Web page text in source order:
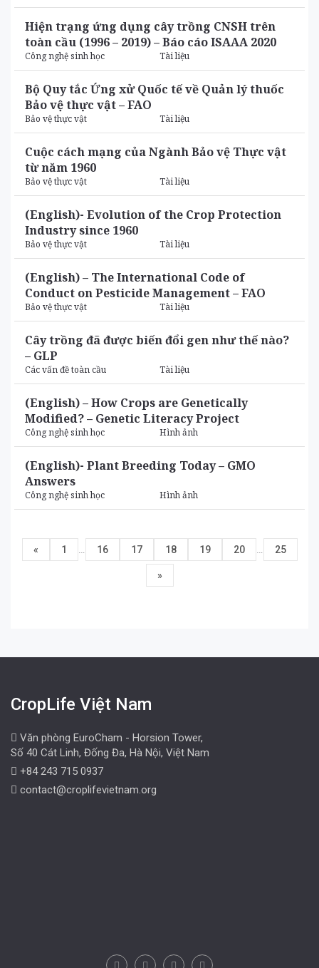
Hiện trạng ứng dụng cây trồng CNSH trên
toàn cầu (1996 – 2019) – Báo cáo ISAAA 2020
Công nghệ sinh học Tài liệu
Bộ Quy tắc Ứng xử Quốc tế về Quản lý thuốc
Bảo vệ thực vật – FAO
Bảo vệ thực vật Tài liệu
Cuộc cách mạng của Ngành Bảo vệ Thực vật
từ năm 1960
Bảo vệ thực vật Tài liệu
(English)- Evolution of the Crop Protection
Industry since 1960
Bảo vệ thực vật Tài liệu
(English) – The International Code of
Conduct on Pesticide Management – FAO
Bảo vệ thực vật Tài liệu
Cây trồng đã được biến đổi gen như thế nào?
– GLP
Các vấn đề toàn cầu Tài liệu
(English) – How Crops are Genetically
Modified? – Genetic Literacy Project
Công nghệ sinh học Hình ảnh
(English)- Plant Breeding Today – GMO
Answers
Công nghệ sinh học Hình ảnh
« 1 … 16 17 18 19 20 … 25
»
CropLife Việt Nam
Văn phòng EuroCham - Horsion Tower,
Số 40 Cát Linh, Đống Đa, Hà Nội, Việt Nam
+84 243 715 0937
contact@croplifevietnam.org